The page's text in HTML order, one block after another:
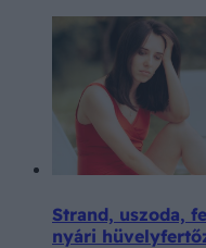
Strand, uszoda,
nyári